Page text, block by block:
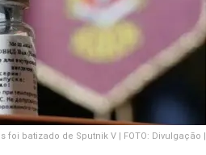
batizado de Sputnik V | FOTO: Divulgação |